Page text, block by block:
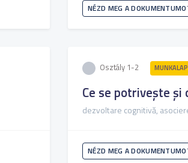
NÉZD MEG A
Osztály 1-2
Ce se potrivește
dezvoltare cognitivă,
NÉZD MEG A